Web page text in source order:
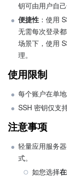
钥可由用户自
便捷性 ：使用
无需每次登录
场景下，使用
理。
使用限制
每个账户在单
SSH 密钥仅支
注意事项
轻量应用服务
式。
如您选择